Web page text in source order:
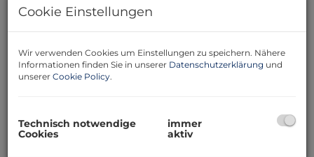
Cookie Einstellungen
Wir verwenden Cookies um Einstellungen zu speichern. Nähere
Informationen finden Sie in unserer Datenschutzerklärung und
unserer Cookie Policy.
Technisch notwendige
Cookies
immer
aktiv